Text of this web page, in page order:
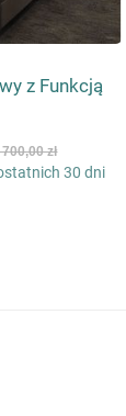
z Funkcją
zł
30 dni